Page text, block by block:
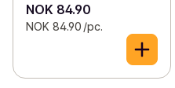
NOK 84.90
NOK 84.90 /pc.